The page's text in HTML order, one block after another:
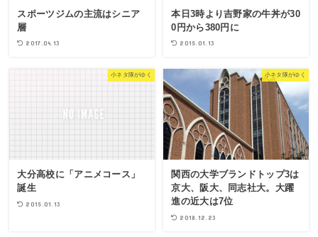
スポーツジムの主流はシニア
層
2017.04.13
本日3時より吉野家の牛丼が30
0円から380円に
2015.01.13
小ネタ隊がゆく
大分高校に「アニメコース」
誕生
2015.01.13
小ネタ隊がゆく
関西の大学ブランドトップ3は
京大、阪大、同志社大。大躍
進の近大は7位
2018.12.23